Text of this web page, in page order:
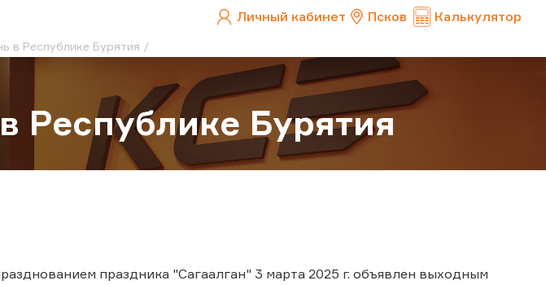
Личный кабинет Псков Калькулятор
в Республике Бурятия
Республике Бурятия
праздника "Сагаалган" 3 марта 2025 г. объявлен выходным